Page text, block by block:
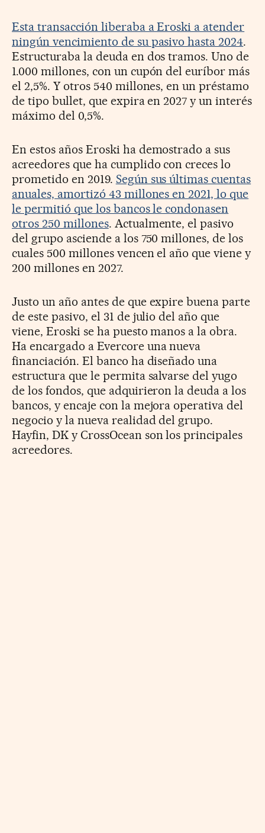
Esta transacción liberaba a Eroski a atender
ningún vencimiento de su pasivo hasta 2024.
Estructuraba la deuda en dos tramos. Uno de
1.000 millones, con un cupón del euríbor más
el 2,5%. Y otros 540 millones, en un préstamo
de tipo bullet, que expira en 2027 y un interés
máximo del 0,5%.
En estos años Eroski ha demostrado a sus
acreedores que ha cumplido con creces lo
prometido en 2019. Según sus últimas cuentas
anuales, amortizó 43 millones en 2021, lo que
le permitió que los bancos le condonasen
otros 250 millones. Actualmente, el pasivo
del grupo asciende a los 750 millones, de los
cuales 500 millones vencen el año que viene y
200 millones en 2027.
Justo un año antes de que expire buena parte
de este pasivo, el 31 de julio del año que
viene, Eroski se ha puesto manos a la obra.
Ha encargado a Evercore una nueva
financiación. El banco ha diseñado una
estructura que le permita salvarse del yugo
de los fondos, que adquirieron la deuda a los
bancos, y encaje con la mejora operativa del
negocio y la nueva realidad del grupo.
Hayfin, DK y CrossOcean son los principales
acreedores.